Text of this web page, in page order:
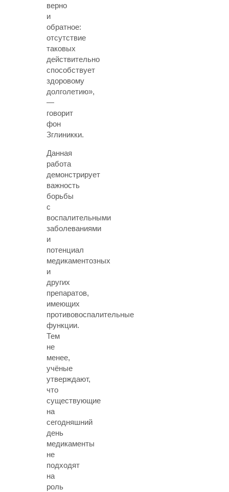
верно
и
обратное:
отсутствие
таковых
действительно
способствует
здоровому
долголетию»,
—
говорит
фон
Зглиникки.
Данная
работа
демонстрирует
важность
борьбы
с
воспалительными
заболеваниями
и
потенциал
медикаментозных
и
других
препаратов,
имеющих
противовоспалительные
функции.
Тем
не
менее,
учёные
утверждают,
что
существующие
на
сегодняшний
день
медикаменты
не
подходят
на
роль